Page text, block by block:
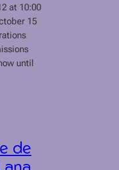
at 10:00
15
until
de